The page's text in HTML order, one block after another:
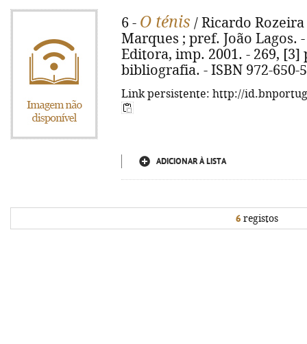
6 - O ténis / Ricardo
Marques ; pref. João Lagos.
Editora, imp. 2001. - 269, [3]
bibliografia. - ISBN 972-650-
Link persistente: http://
ADICIONAR À LISTA
6 registos